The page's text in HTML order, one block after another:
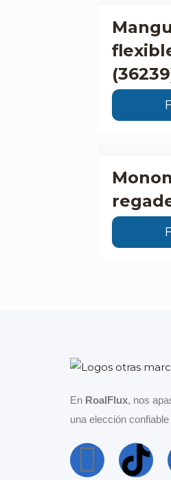
En RoalFlux, nos
una elección